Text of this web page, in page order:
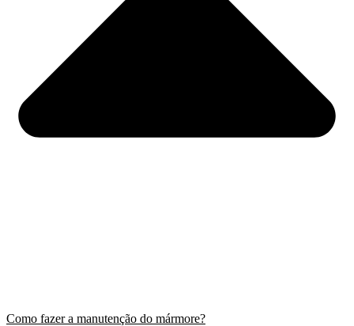
Como fazer a manutenção do mármore?